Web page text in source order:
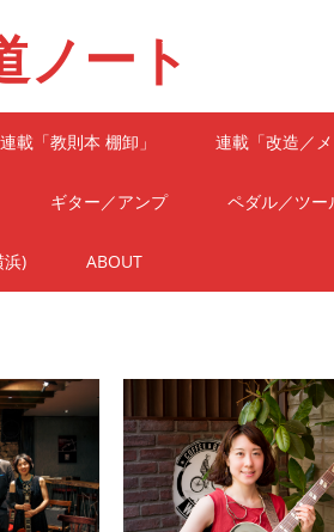
ノート
連載「教則本 棚卸」 連載「改造／メ
ギター／アンプ ペダル／ツ
浜) ABOUT